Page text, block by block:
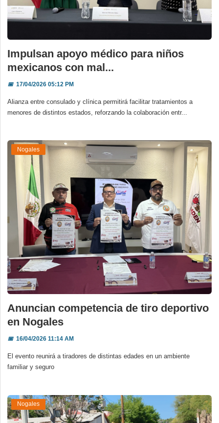
Impulsan apoyo médico para niños
mexicanos con mal...
📅17/04/2026 05:12 PM
Alianza entre consulado y clínica permitirá facilitar tratamientos a
menores de distintos estados, reforzando la colaboración entr...
Nogales
Anuncian competencia de tiro deportivo
en Nogales
📅16/04/2026 11:14 AM
El evento reunirá a tiradores de distintas edades en un ambiente
familiar y seguro
Nogales